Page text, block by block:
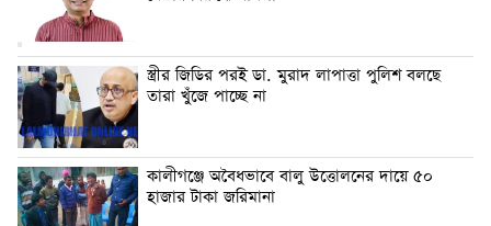
স্ত্রীর জিডির পরই ডা. মুরাদ লাপাত্তা পুলিশ বলছে
তারা খুঁজে পাচ্ছে না
কালীগঞ্জে অবৈধভাবে বালু উত্তোলনের দায়ে ৫০
হাজার টাকা জরিমানা